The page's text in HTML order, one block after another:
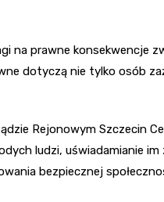
na prawne konsekwencje
dotyczą nie tylko osób
Rejonowym Szczecin
ludzi, uświadamianie
bezpiecznej